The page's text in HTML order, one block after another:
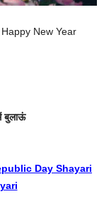
Happy New Year
बुलाऊं
Day Shayari